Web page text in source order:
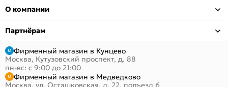
О компании
Партнёрам
Фирменный магазин в Кунцево
Москва, Кутузовский проспект, д. 88
пн-вс: с 9:00 до 21:00
Фирменный магазин в Медведково